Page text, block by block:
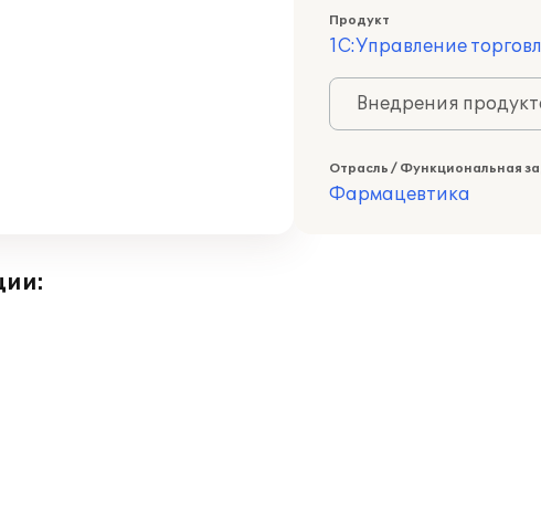
Продукт
1С:Управление
Внедрения
Отрасль / Функциональная
Фармацевтика